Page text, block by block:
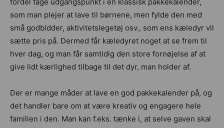
som man plejer at lave til børnene, men fylde den med
små godbidder, aktivitetslegetøj osv., som ens kæledyr vil
sætte pris på. Dermed får kæledyret noget at se frem til
hver dag, og man får samtidig den store fornøjelse af at
give lidt kærlighed tilbage til det dyr, man holder af.
Der er mange måder at lave en god pakkekalender på, og
det handler bare om at være kreativ og engagere hele
familien i den. Man kan f.eks. tænke i, at selve gaven skal